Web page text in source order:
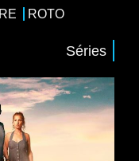
ROTO
Séries